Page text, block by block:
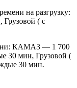
на разгрузку:
( с
КАМАЗ — 1 700
30 мин, Грузовой (
30 мин.